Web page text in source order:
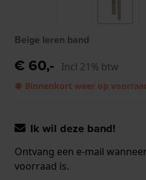
Beige leren band
€ 60,- Incl 21% btw
● Binnenkort weer op
Ik wil deze band!
Ontvang een e-mail
voorraad is.